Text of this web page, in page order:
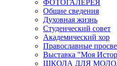
ФОТОГАЛЕРЕЯ
Общие сведения
Духовная жизнь
Студенческий совет
Академический хор
Православные
Выставка "Моя
ШКОЛА ДЛЯ